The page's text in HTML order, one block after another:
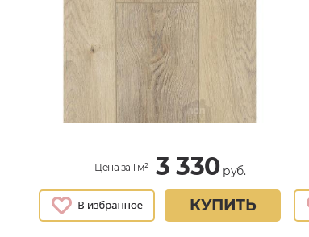
Цена за 1 м² 3 330руб.
КУПИТЬ